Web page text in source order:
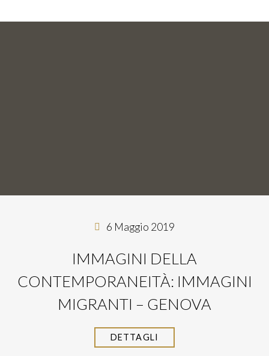
6 Maggio 2019
IMMAGINI DELLA
CONTEMPORANEITÀ: IMMAGINI
MIGRANTI – GENOVA
DETTAGLI